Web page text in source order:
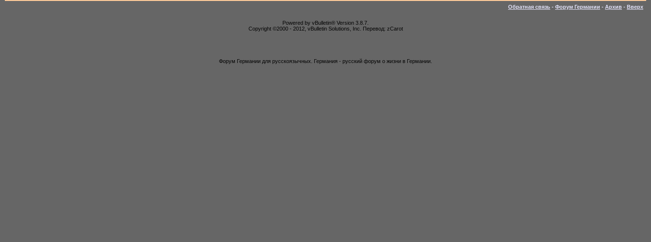
Обратная связь - Форум Германии - Архив - Вверх
Powered by vBulletin® Version 3.8.7.
Copyright ©2000 - 2012, vBulletin Solutions, Inc. Перевод: zCarot
Форум Германии для русскоязычных. Германия - русский форум о жизни в Германии.